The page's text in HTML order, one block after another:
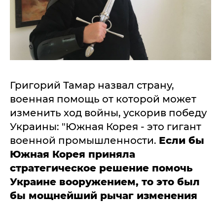
Григорий Тамар назвал страну,
военная помощь от которой может
изменить ход войны, ускорив победу
Украины: "Южная Корея - это гигант
военной промышленности. Если бы
Южная Корея приняла
стратегическое решение помочь
Украине вооружением, то это был
бы мощнейший рычаг изменения